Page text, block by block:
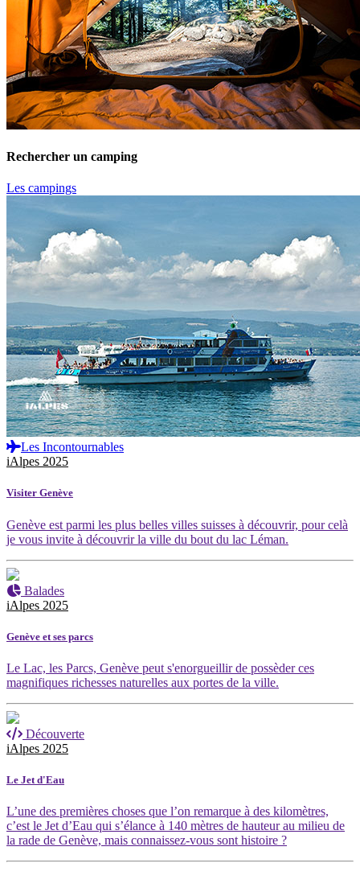
Rechercher un camping
Les campings
Les Incontournables
iAlpes 2025
Visiter Genève
Genève est parmi les plus belles villes suisses à découvrir, pour celà
je vous invite à découvrir la ville du bout du lac Léman.
Balades
iAlpes 2025
Genève et ses parcs
Le Lac, les Parcs, Genève peut s'enorgueillir de possèder ces
magnifiques richesses naturelles aux portes de la ville.
Découverte
iAlpes 2025
Le Jet d'Eau
L’une des premières choses que l’on remarque à des kilomètres,
c’est le Jet d’Eau qui s’élance à 140 mètres de hauteur au milieu de
la rade de Genève, mais connaissez-vous sont histoire ?